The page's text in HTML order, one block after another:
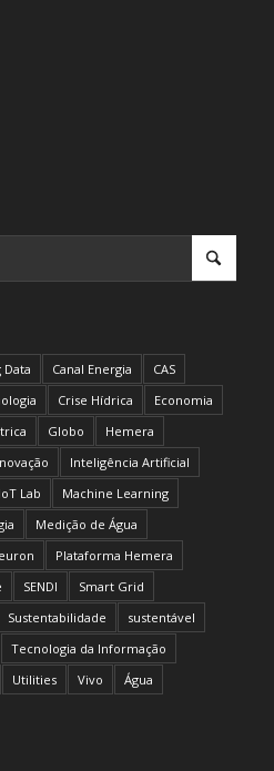
Data Canal Energia
CAS
Crise Hídrica
Economia
Globo
Hemera
Inteligência Artificial
IoT Lab
Machine Learning
Medição de Água
Plataforma Hemera
SENDI
Smart Grid
Sustentabilidade
sustentável
Tecnologia da Informação
Utilities Vivo Água